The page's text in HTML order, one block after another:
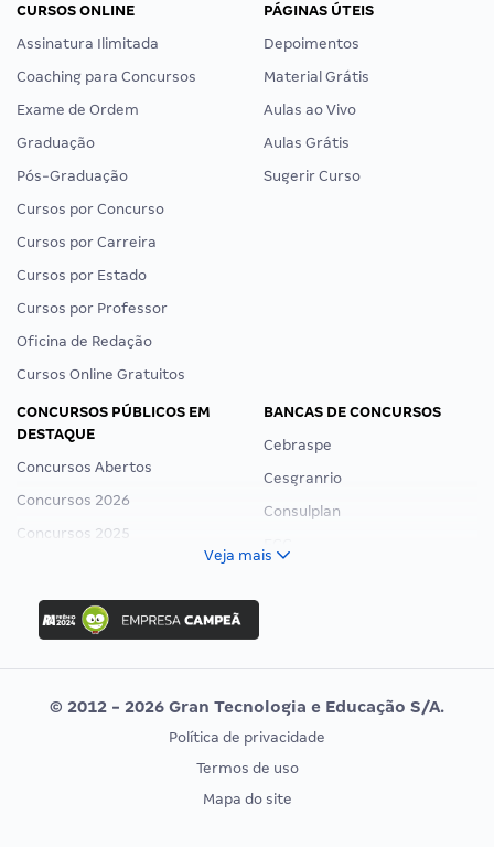
CURSOS ONLINE
Assinatura Ilimitada
Coaching para Concursos
Exame de Ordem
Graduação
Pós-Graduação
Cursos por Concurso
Cursos por Carreira
Cursos por Estado
Cursos por Professor
Oficina de Redação
Cursos Online Gratuitos
PÁGINAS ÚTEIS
Depoimentos
Material Grátis
Aulas ao Vivo
Aulas Grátis
Sugerir Curso
CONCURSOS PÚBLICOS EM
DESTAQUE
Concursos Abertos
Concursos 2026
Concursos 2025
Concurso Ibama
Concurso MPU
Editais publicados
BANCAS DE CONCURSOS
Cebraspe
Cesgranrio
Consulplan
Vunesp
CONCURSOS POR PROFISSÃO
EXAME DE ORDEM
Veja mais
© 2012 - 2026 Gran Tecnologia e Educação S/A.
Política de privacidade
Termos de uso
Mapa do site